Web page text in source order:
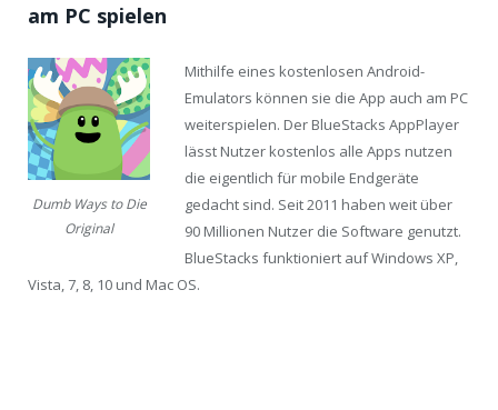
am PC spielen
Dumb Ways to Die
Original
Mithilfe eines kostenlosen Android-
Emulators können sie die App auch am PC
weiterspielen. Der BlueStacks AppPlayer
lässt Nutzer kostenlos alle Apps nutzen
die eigentlich für mobile Endgeräte
gedacht sind. Seit 2011 haben weit über
90 Millionen Nutzer die Software genutzt.
BlueStacks funktioniert auf Windows XP,
Vista, 7, 8, 10 und Mac OS.